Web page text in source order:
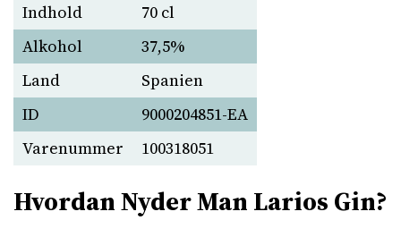
Indhold
70 cl
Alkohol
37,5%
Land
Spanien
ID
9000204851-EA
Varenummer
100318051
Hvordan Nyder Man Larios Gin?